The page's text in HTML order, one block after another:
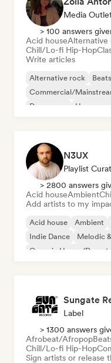
Media
> 100 answers
Acid houseAlternative
Chill/Lo-fi Hip-Hop
Write articles
Alternative rock
Commercial/
Dream pop
House
N3UX
Playlist
> 2800 answers
Acid houseAmbient
Add artists to my
Acid house Ambient
Indie Dance
Melodic
Organic House/
Sungate
Label
> 1300 answers
Afrobeat/Afropop
Chill/Lo-fi Hip-Hop
Sign artists or release